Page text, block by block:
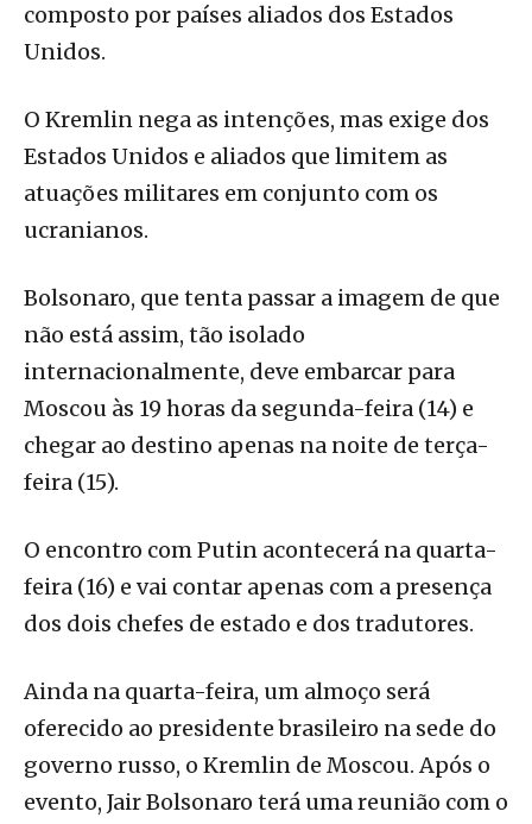
composto por países aliados dos Estados
Unidos.
O Kremlin nega as intenções, mas exige dos
Estados Unidos e aliados que limitem as
atuações militares em conjunto com os
ucranianos.
Bolsonaro, que tenta passar a imagem de que
não está assim, tão isolado
internacionalmente, deve embarcar para
Moscou às 19 horas da segunda-feira (14) e
chegar ao destino apenas na noite de terça-
feira (15).
O encontro com Putin acontecerá na quarta-
feira (16) e vai contar apenas com a presença
dos dois chefes de estado e dos tradutores.
Ainda na quarta-feira, um almoço será
oferecido ao presidente brasileiro na sede do
governo russo, o Kremlin de Moscou. Após o
evento, Jair Bolsonaro terá uma reunião com o